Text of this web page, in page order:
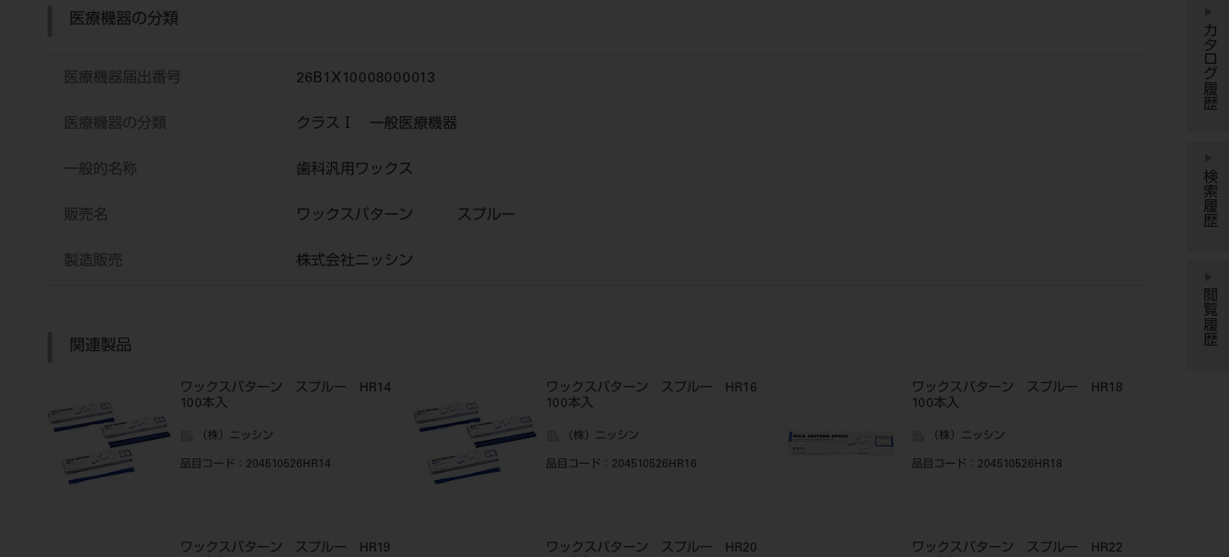
医療機器の分類
医療機器届出番号 26B1X10008000013
医療機器の分類 クラスⅠ 一般医療機器
一般的名称 歯科汎用ワックス
販売名 ワックスパターン スプルー
製造販売 株式会社ニッシン
関連製品
ワックスパターン スプルー HR14
100本入
（株）ニッシン
品目コード ：204510526HR14
ワックスパターン スプルー HR16
100本入
（株）ニッシン
品目コード ：204510526HR16
ワックスパターン スプルー HR18
100本入
（株）ニッシン
品目コード ：204510526HR18
ワックスパターン スプルー HR19
ワックスパターン スプルー HR20
ワックスパターン スプルー HR22
カタログ履歴
検索履歴
閲覧履歴